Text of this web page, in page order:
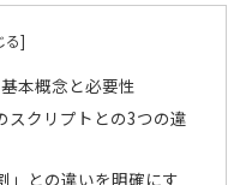
本概念と必要性
スクリプトとの3つの違
」との違いを明確にす